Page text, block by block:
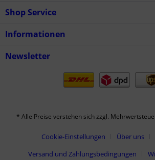
Shop Service
Informationen
Newsletter
* Alle Preise verstehen sich zzgl.
Cookie-Einstellungen Über uns
Versand und Zahlungsbedingungen